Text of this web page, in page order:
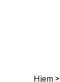
Hjem >